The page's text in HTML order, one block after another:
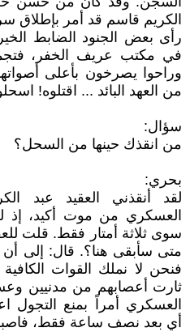
الكريم قاسم قد أمر بإطلاق
رأى بعض الجنود الضابط
في مكتب عريف الخفر،
وراحوا يصرخون بأعلى
من العهد البائد ... اقتلوه!
سؤال:
من انقذك حينها من السحل؟
بحري:
لقد أنقذني العقيد عبد
العسكري من موت أكيد، إذ
سوى ثلاثة أمتار فقط. قلت
متى سأبقى هنا؟. قال: إلى أن
فنحن لا نملك القوات
ثارت أعصابهم من مدنيين
العسكري أمراً بمنع التجول
أي بعد نصف ساعة فقط،